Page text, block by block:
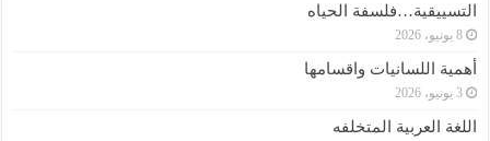
التسييقية…فلسفة الحياه
8 يونيو، 2026
أهمية اللسانيات واقسامها
3 يونيو، 2026
اللغة العربية المتخلفه